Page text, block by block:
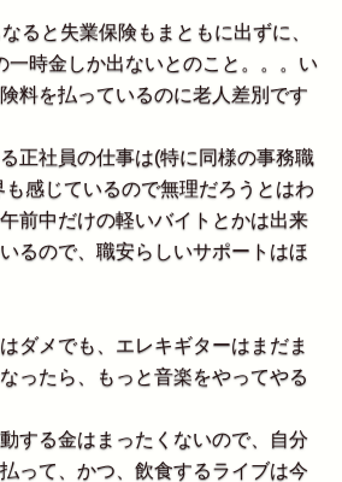
ると失業保険もまともに出ずに、
一時金しか出ないとのこと。。。い
料を払っているのに老人差別です
正社員の仕事は(特に同様の事務職
感じているので無理だろうとはわ
前中だけの軽いバイトとかは出来
るので、職安らしいサポートはほ
ダメでも、エレキギターはまだま
ったら、もっと音楽をやってやる
する金はまったくないので、自分
って、かつ、飲食するライブは今